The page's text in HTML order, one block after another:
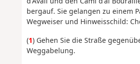
bergauf. Sie gelangen zu einem
Wegweiser und Hinweisschild:
(1) Gehen Sie die Straße
Weggabelung.